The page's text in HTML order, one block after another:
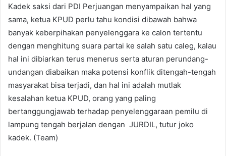
Kadek saksi dari PDI Perjuangan menyampaikan hal yang
sama, ketua KPUD perlu tahu kondisi dibawah bahwa
banyak keberpihakan penyelenggara ke calon tertentu
dengan menghitung suara partai ke salah satu caleg, kalau
hal ini dibiarkan terus menerus serta aturan perundang-
undangan diabaikan maka potensi konflik ditengah-tengah
masyarakat bisa terjadi, dan hal ini adalah mutlak
kesalahan ketua KPUD, orang yang paling
bertanggungjawab terhadap penyelenggaraan pemilu di
lampung tengah berjalan dengan JURDIL, tutur joko
kadek. (Team)